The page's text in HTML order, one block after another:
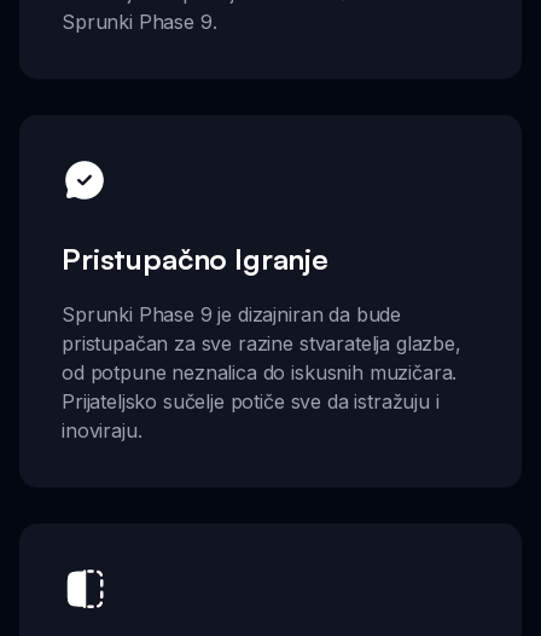
Sprunki Phase 9.
Pristupačno Igranje
Sprunki Phase 9 je dizajniran da bude
pristupačan za sve razine stvaratelja glazbe,
od potpune neznalica do iskusnih muzičara.
Prijateljsko sučelje potiče sve da istražuju i
inoviraju.